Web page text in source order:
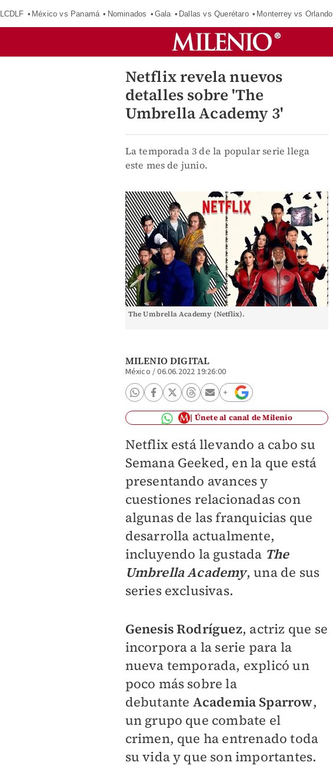
LCDLF México vs Panamá Nominados Gala Dallas vs Querétaro Monterrey vs Orlando
Netflix revela nuevos
detalles sobre 'The
Umbrella Academy 3'
La temporada 3 de la popular serie llega
este mes de junio.
The Umbrella Academy (Netflix).
MILENIO DIGITAL
México /06.06.2022 19:26:00
Únete al canal de Milenio
Netflix está llevando a cabo su
Semana Geeked, en la que está
presentando avances y
cuestiones relacionadas con
algunas de las franquicias que
desarrolla actualmente,
incluyendo la gustada The
Umbrella Academy, una de sus
series exclusivas.
Genesis Rodríguez, actriz que se
incorpora a la serie para la
nueva temporada, explicó un
poco más sobre la
debutante Academia Sparrow,
un grupo que combate el
crimen, que ha entrenado toda
su vida y que son importantes.